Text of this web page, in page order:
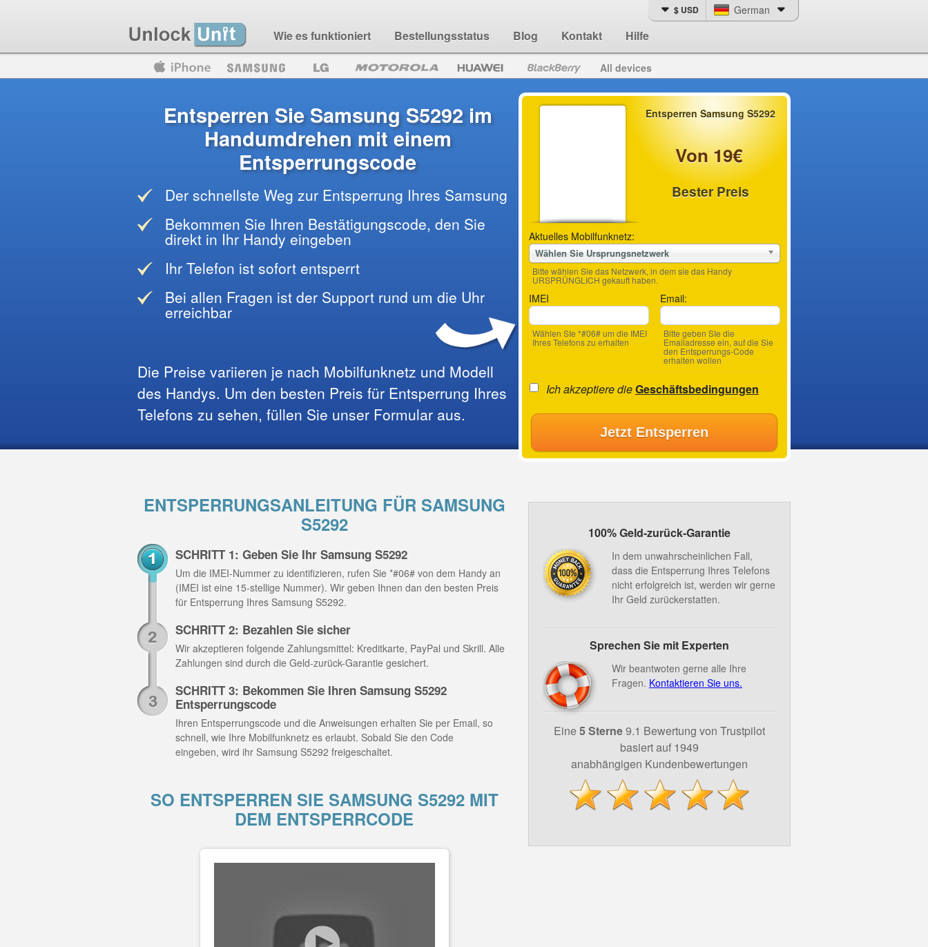
Wie es funktioniert Bestellungsstatus Blog Kontakt Hilfe
$ USD German
Blackberry All devices
Entsperren Samsung S5292
Von 19€
Bester Preis
Aktuelles Mobilfunknetz:
Wählen Sie Ursprungsnetzwerk
Bitte wählen Sie das Netzwerk, in dem sie das Handy
URSPRÜNGLICH gekauft haben.
IMEI
Wählen SIe *#06# um die IMEI
Ihres Telefons zu erhalten
Email:
Bitte geben SIe die
Emailadresse ein, auf die Sie
den Entsperrungs-Code
erhalten wollen
Ich akzeptiere dieGeschäftsbedingungen
Jetzt Entsperren
Entsperren Sie Samsung S5292 im
Handumdrehen mit einem
Entsperrungscode
Der schnellste Weg zur Entsperrung Ihres Samsung
Bekommen Sie Ihren Bestätigungscode, den Sie
direkt in Ihr Handy eingeben
Ihr Telefon ist sofort entsperrt
Bei allen Fragen ist der Support rund um die Uhr
erreichbar
Die Preise variieren je nach Mobilfunknetz und Modell
des Handys. Um den besten Preis für Entsperrung Ihres
Telefons zu sehen, füllen Sie unser Formular aus.
ENTSPERRUNGSANLEITUNG FÜR SAMSUNG
S5292
SCHRITT 1: Geben Sie Ihr Samsung S5292
Um die IMEI-Nummer zu identifizieren, rufen Sie *#06# von dem Handy an
(IMEI ist eine 15-stellige Nummer). Wir geben Ihnen dan den besten Preis
für Entsperrung Ihres Samsung S5292.
SCHRITT 2: Bezahlen Sie sicher
Wir akzeptieren folgende Zahlungsmittel: Kreditkarte, PayPal und Skrill. Alle
Zahlungen sind durch die Geld-zurück-Garantie gesichert.
SCHRITT 3: Bekommen Sie Ihren Samsung S5292
Entsperrungscode
Ihren Entsperrungscode und die Anweisungen erhalten Sie per Email, so
schnell, wie Ihre Mobilfunknetz es erlaubt. Sobald Sie den Code
eingeben, wird ihr Samsung S5292 freigeschaltet.
SO ENTSPERREN SIE SAMSUNG S5292 MIT
DEM ENTSPERRCODE
100% Geld-zurück-Garantie
In dem unwahrscheinlichen Fall,
dass die Entsperrung Ihres Telefons
nicht erfolgreich ist, werden wir gerne
Ihr Geld zurückerstatten.
Sprechen Sie mit Experten
Wir beantwoten gerne alle Ihre
Fragen. Kontaktieren Sie uns.
Eine 5 Sterne9.1 Bewertung von Trustpilot
basiert auf 1949
anabhängigen Kundenbewertungen